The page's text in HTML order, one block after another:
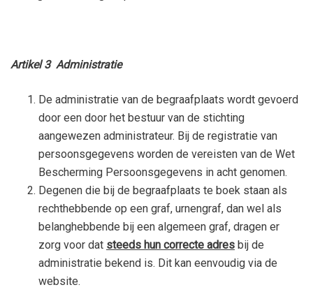
Artikel 3 Administratie
De administratie van de begraafplaats wordt gevoerd
door een door het bestuur van de stichting
aangewezen administrateur. Bij de registratie van
persoonsgegevens worden de vereisten van de Wet
Bescherming Persoonsgegevens in acht genomen.
Degenen die bij de begraafplaats te boek staan als
rechthebbende op een graf, urnengraf, dan wel als
belanghebbende bij een algemeen graf, dragen er
zorg voor dat steeds hun correcte adres bij de
administratie bekend is. Dit kan eenvoudig via de
website.